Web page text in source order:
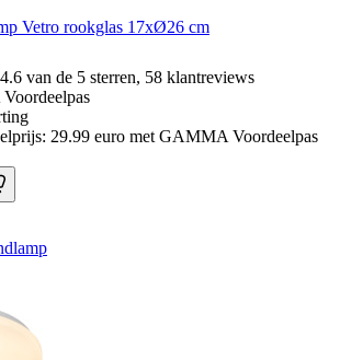
Vetro rookglas 17xØ26 cm
van de 5 sterren, 58 klantreviews
29.99 euro met GAMMA Voordeelpas